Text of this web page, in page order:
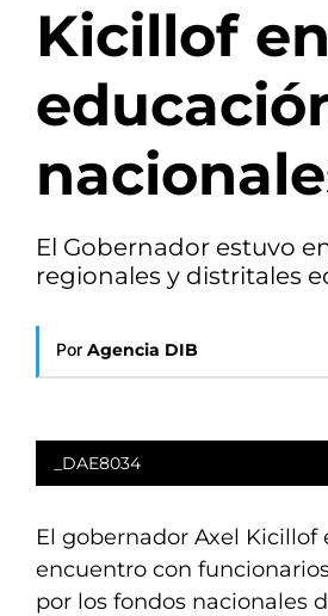
Kicillof
El Gobernador estuvo
regionales y distritales
Por Agencia DIB
_DAE8034
El gobernador Axel
encuentro con
por los fondos nacionales